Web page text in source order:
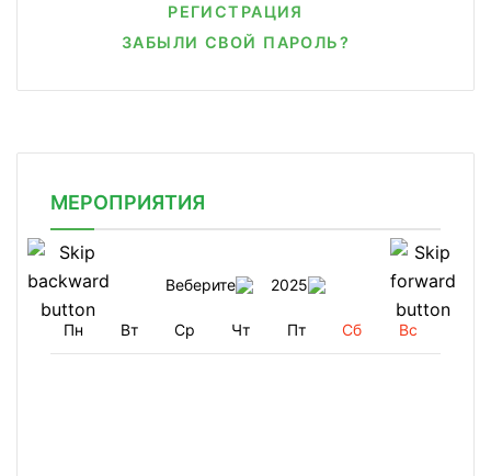
РЕГИСТРАЦИЯ
ЗАБЫЛИ СВОЙ ПАРОЛЬ?
МЕРОПРИЯТИЯ
Веберите 2025
Пн Вт Ср Чт Пт Сб Вс